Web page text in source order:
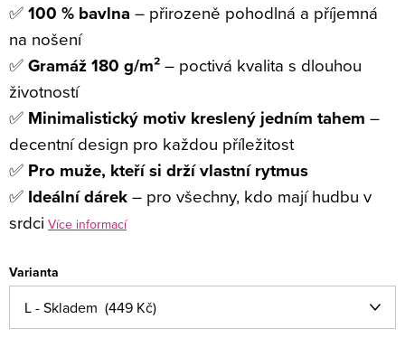
✅100 % bavlna – přirozeně pohodlná a příjemná
na nošení
✅Gramáž 180 g/m²– poctivá kvalita s dlouhou
životností
✅ Minimalistický motiv kreslený jedním tahem –
decentní design pro každou příležitost
✅ Pro muže, kteří si drží vlastní rytmus
✅ Ideální dárek– pro všechny, kdo mají hudbu v
srdci Více informací
Varianta